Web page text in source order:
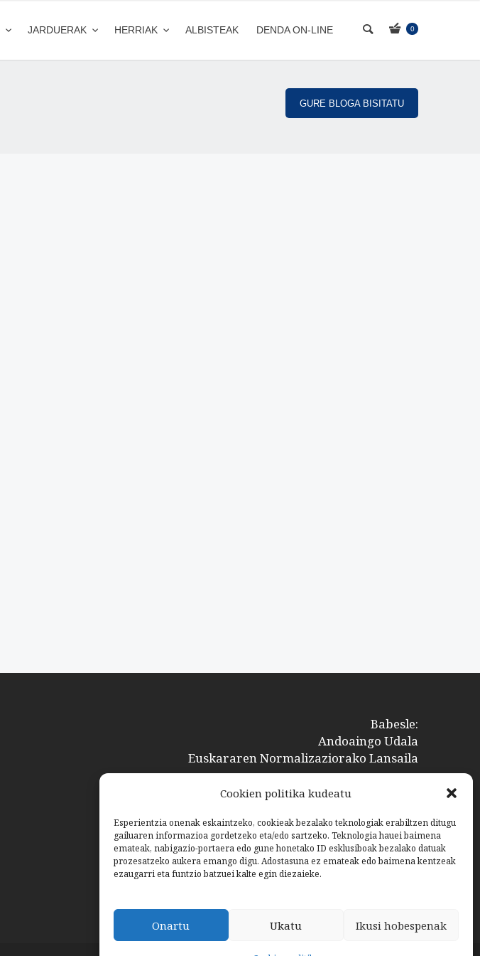
Cookien politika kudeatu
Esperientzia onenak eskaintzeko, cookieak bezalako teknologiak erabiltzen ditugu
gailuaren informazioa gordetzeko eta/edo sartzeko. Teknologia hauei baimena
emateak, nabigazio-portaera edo gune honetako ID esklusiboak bezalako datuak
prozesatzeko aukera emango digu. Adostasuna ez emateak edo baimena kentzeak
ezaugarri eta funtzio batzuei kalte egin diezaieke.
Onartu Ukatu Ikusi hobespenak
JARDUERAK HERRIAK ALBISTEAK DENDA ON-LINE 0
GURE BLOGA BISITATU
Babesle:
Andoaingo Udala
Euskararen Normalizaziorako Lansaila